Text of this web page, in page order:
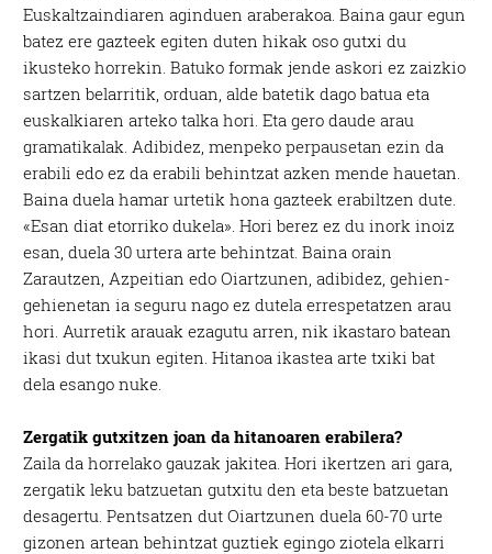
Euskaltzaindiaren aginduen araberakoa. Baina gaur egun
batez ere gazteek egiten duten hikak oso gutxi du
ikusteko horrekin. Batuko formak jende askori ez zaizkio
sartzen belarritik, orduan, alde batetik dago batua eta
euskalkiaren arteko talka hori. Eta gero daude arau
gramatikalak. Adibidez, menpeko perpausetan ezin da
erabili edo ez da erabili behintzat azken mende hauetan.
Baina duela hamar urtetik hona gazteek erabiltzen dute.
«Esan diat etorriko dukela». Hori berez ez du inork inoiz
esan, duela 30 urtera arte behintzat. Baina orain
Zarautzen, Azpeitian edo Oiartzunen, adibidez, gehien-
gehienetan ia seguru nago ez dutela errespetatzen arau
hori. Aurretik arauak ezagutu arren, nik ikastaro batean
ikasi dut txukun egiten. Hitanoa ikastea arte txiki bat
dela esango nuke.
Zergatik gutxitzen joan da hitanoaren erabilera?
Zaila da horrelako gauzak jakitea. Hori ikertzen ari gara,
zergatik leku batzuetan gutxitu den eta beste batzuetan
desagertu. Pentsatzen dut Oiartzunen duela 60-70 urte
gizonen artean behintzat guztiek egingo ziotela elkarri